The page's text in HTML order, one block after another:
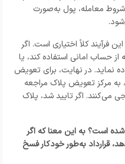
معامله، پول به‌صورت
فرآیند کلاً اختیاری است. اگر
حساب امانی استفاده کند، یا
نماید. در نهایت، برای تعویض
به مرکز تعویض پلاک مراجعه
می‌کنند. اگر تایید شد، پلاک
است؟ به این معنا که اگر
قرارداد به‌طور خودکار فسخ